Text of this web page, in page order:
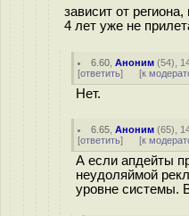
зависит от
4 лет уже не
6.60 ,Аноним (54),
[ответить] [к
Нет.
6.65 ,Аноним (65),
[ответить] [к
А если апдейты
неудоляймой
уровне системы.